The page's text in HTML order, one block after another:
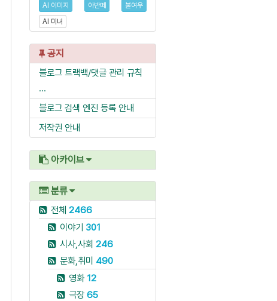
AI 이미지
아반떼
불여우
AI 미녀
공지
블로그 트랙백/댓글 관리 규칙
...
블로그 검색 엔진 등록 안내
저작권 안내
아카이브
분류
전체 2466
이야기 301
시사,사회 246
문화,취미 490
영화 12
극장65